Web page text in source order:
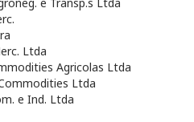
Ltda
Agricolas Ltda
Ltda
e Ind. Ltda